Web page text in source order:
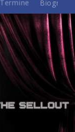
Termine Biografie